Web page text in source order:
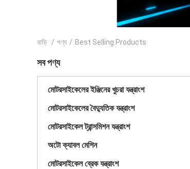
বাড়ি / পণ্য / Best Selling Products
সব পণ্য
মোটরসাইকেলের ইঞ্জিনের খুচরা যন্ত্রাংশ
মোটরসাইকেলের বৈদ্যুতিক যন্ত্রাংশ
মোটরসাইকেল ট্রান্সমিশন যন্ত্রাংশ
অটো ক্যাবল মেশিন
মোটরসাইকেল ব্রেক যন্ত্রাংশ